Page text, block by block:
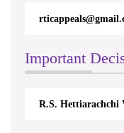
Important
Vs. Free Media...
Release of